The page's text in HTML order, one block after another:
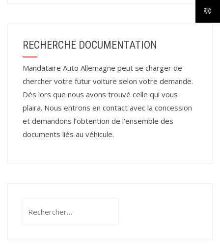
RECHERCHE DOCUMENTATION
Mandataire Auto Allemagne peut se charger de
chercher votre futur voiture selon votre demande.
Dés lors que nous avons trouvé celle qui vous
plaira. Nous entrons en contact avec la concession
et demandons l’obtention de l’ensemble des
documents liés au véhicule.